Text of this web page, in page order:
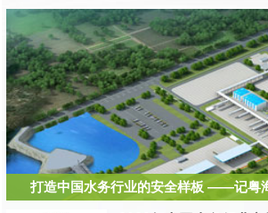
打造中国水务行业的安全样板 ——记粤